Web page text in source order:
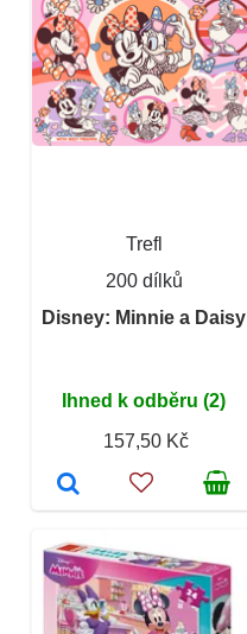
Trefl
200 dílků
Disney: Minnie a Daisy
Ihned k odběru (2)
157,50 Kč